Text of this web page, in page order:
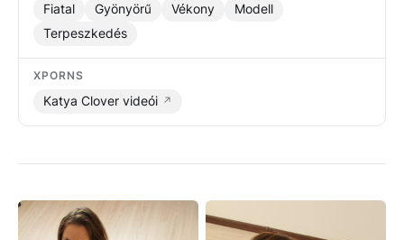
Fiatal
Gyönyörű Vékony
Modell
Terpeszkedés
XPORNS
Katya Clover videói